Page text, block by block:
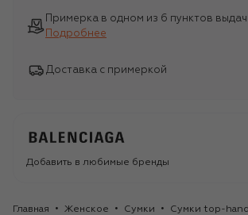
Примерка в одном из 6 пунктов
Подробнее
Доставка с примеркой
Добавить в любимые бренды
Главная Женское Сумки Сумки top-